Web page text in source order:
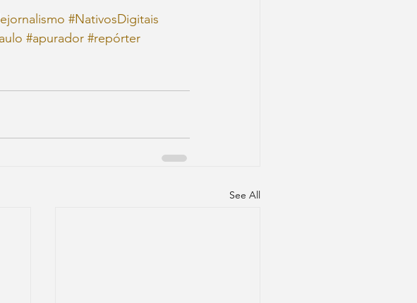
#NativosDigitais
#apurador #repórter
See All